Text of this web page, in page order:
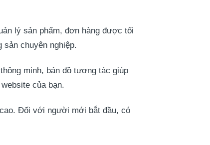
lý sản phẩm, đơn hàng được tối
sản chuyên nghiệp.
minh, bản đồ tương tác giúp
của bạn.
Đối với người mới bắt đầu, có